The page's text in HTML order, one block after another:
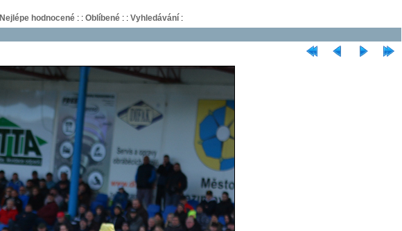
Nejlépe hodnocené: : Oblíbené: : Vyhledávání: